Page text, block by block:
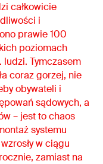
całkowicie
i
prawie 100
poziomach
Tymczasem
coraz gorzej, nie
obywateli i
sądowych, a
– jest to chaos
systemu
w ciągu
zamiast na